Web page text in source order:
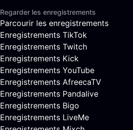
Regarder les enregistrements
Parcourir les enregistrements
Enregistrements TikTok
Enregistrements Twitch
Enregistrements Kick
Enregistrements YouTube
Enregistrements AfreecaTV
Enregistrements Pandalive
Enregistrements Bigo
Enregistrements LiveMe